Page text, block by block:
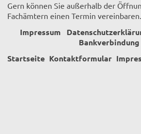
Gern können Sie außerhalb der
Fachämtern einen Termin vereinbaren.
Impressum
Bankverbindung
Startseite Kontaktformular